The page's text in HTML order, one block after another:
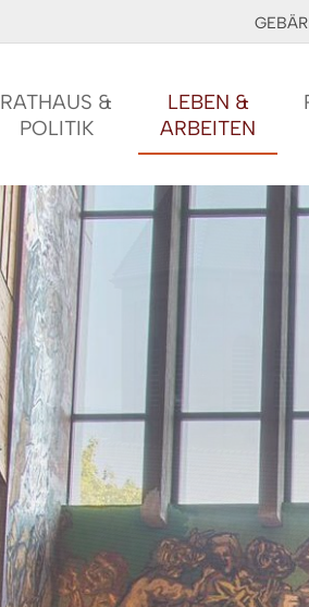
RATHAUS &
POLITIK
LEBEN &
ARBEITEN